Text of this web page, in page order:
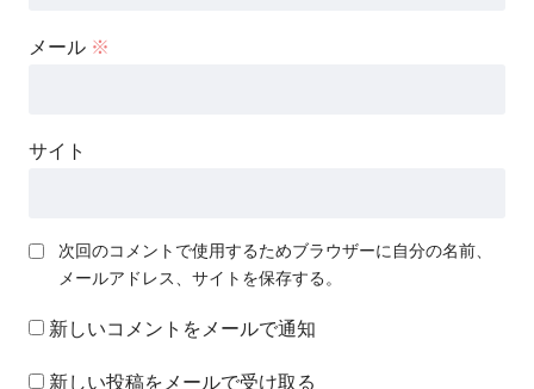
メール ※
サイト
次回のコメントで使用するためブラウザーに自分の名前、
メールアドレス、サイトを保存する。
新しいコメントをメールで通知
新しい投稿をメールで受け取る